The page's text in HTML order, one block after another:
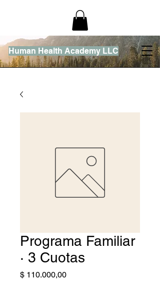
Human Health Academy LLC
Programa Familiar
· 3 Cuotas
$ 110.000,00Precio